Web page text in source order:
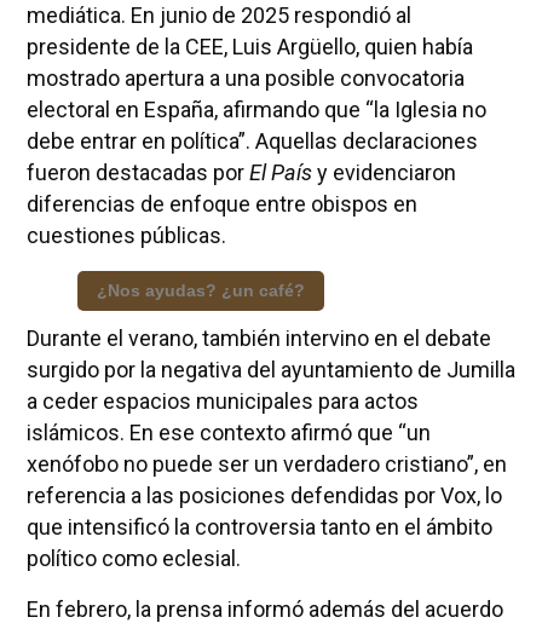
mediática. En junio de 2025 respondió al
presidente de la CEE, Luis Argüello, quien había
mostrado apertura a una posible convocatoria
electoral en España, afirmando que “la Iglesia no
debe entrar en política”. Aquellas declaraciones
fueron destacadas porEl Paísy evidenciaron
diferencias de enfoque entre obispos en
cuestiones públicas.
¿Nos ayudas? ¿un café?
Durante el verano, también intervino en el debate
surgido por la negativa del ayuntamiento de Jumilla
a ceder espacios municipales para actos
islámicos. En ese contexto afirmó que “un
xenófobo no puede ser un verdadero cristiano”, en
referencia a las posiciones defendidas por Vox, lo
que intensificó la controversia tanto en el ámbito
político como eclesial.
En febrero, la prensa informó además del acuerdo